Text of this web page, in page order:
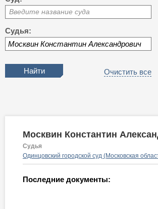
Введите название суда
Судья:
Очистить все
Москвин Константин
Судья
Одинцовский городской суд (Московская
Последние документы: